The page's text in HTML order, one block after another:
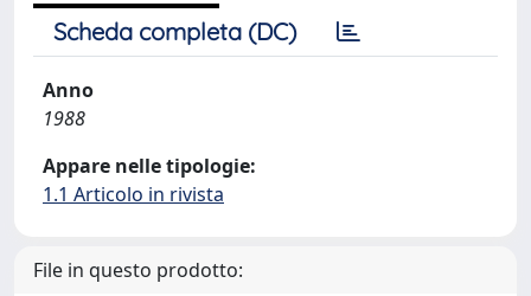
Scheda completa (DC)
Anno
1988
Appare nelle tipologie:
1.1 Articolo in rivista
File in questo prodotto: